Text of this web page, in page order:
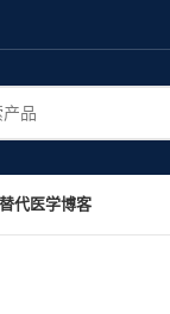
替代医学博客